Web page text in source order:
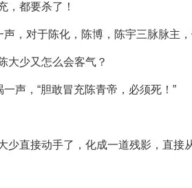
，都要杀了！
声，对于陈化，陈博，陈宇三脉脉主
大少又怎么会客气？
一声，“胆敢冒充陈青帝，必须死！”
少直接动手了，化成一道残影，直接